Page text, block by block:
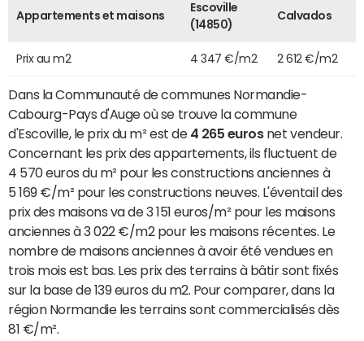
Appartements et maisons
Escoville
(14850)
Calvados
Prix au m2 4 347 €/m2 2 612 €/m2
Dans la Communauté de communes Normandie-
Cabourg-Pays d'Auge où se trouve la commune
d'Escoville, le prix du m² est de 4 265 eurosnet vendeur.
Concernant les prix des appartements, ils fluctuent de
4 570 euros du m² pour les constructions anciennes à
5 169 €/m² pour les constructions neuves. L'éventail des
prix des maisons va de 3 151 euros/m² pour les maisons
anciennes à 3 022 €/m2 pour les maisons récentes. Le
nombre de maisons anciennes à avoir été vendues en
trois mois est bas. Les prix des terrains à bâtir sont fixés
sur la base de 139 euros du m2. Pour comparer, dans la
région Normandie les terrains sont commercialisés dès
81 €/m².